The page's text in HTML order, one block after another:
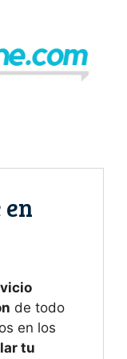
de todo
en los
tu